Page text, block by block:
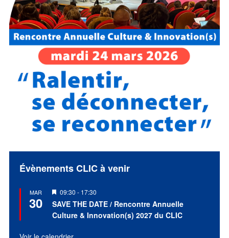
Évènements CLIC à venir
MAR
30
Mis
en
avant
09:30 - 17:30
SAVE THE DATE / Rencontre Annuelle
Culture & Innovation(s) 2027 du CLIC